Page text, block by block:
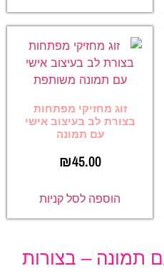
זוג מחזיקי מפתחות
בצורת לב בעיצוב אישי
עם תמונה
₪45.00
הוספה לסל קניות
תמונה – בצורות